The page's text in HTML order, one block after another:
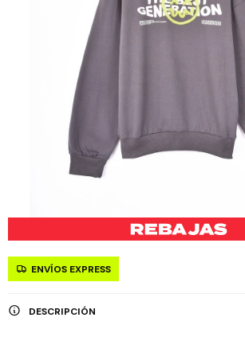
ENVÍOS EXPRESS
DESCRIPCIÓN